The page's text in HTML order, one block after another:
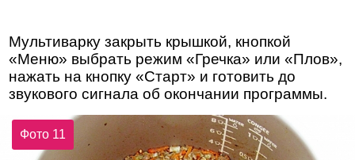
Мультиварку закрыть крышкой, кнопкой
«Меню» выбрать режим «Гречка» или «Плов»,
нажать на кнопку «Старт» и готовить до
звукового сигнала об окончании программы.
Фото 11